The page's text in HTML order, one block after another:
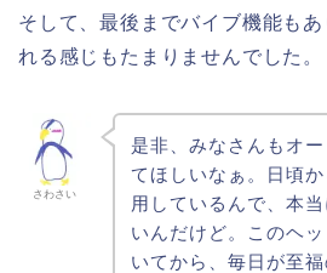
そして、最後までバイブ機能もあ
れる感じもたまりませんでした。
さわさい
是非、みなさんもオ
てほしいなぁ。日頃
用しているんで、本
いんだけど。このヘ
いてから、毎日が至福